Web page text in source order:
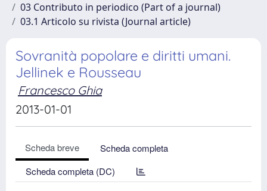
03 Contributo in periodico (Part of a journal)
03.1 Articolo su rivista (Journal article)
Sovranità popolare e diritti umani.
Jellinek e Rousseau
Francesco Ghia
2013-01-01
Scheda breve
Scheda completa
Scheda completa (DC)